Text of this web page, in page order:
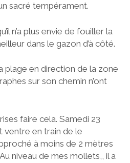
sacré tempérament.
n’a plus envie de fouiller la
dans le gazon d’à côté.
plage en direction de la zone
sur son chemin n’ont
faire cela. Samedi 23
ventre en train de le
à moins de 2 mètres
niveau de mes mollets,, il a